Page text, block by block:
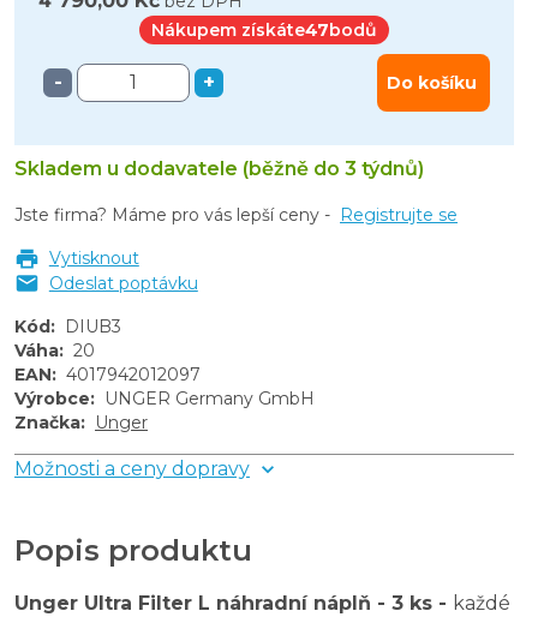
Nákupem získáte47bodů
- + Do košíku
Skladem u dodavatele (běžně do 3 týdnů)
Jste firma? Máme pro vás lepší ceny - Registrujte se
Vytisknout
Odeslat poptávku
Kód :
DIUB3
Váha: 20
EAN: 4017942012097
Výrobce: UNGER Germany GmbH
Značka: Unger
Možnosti a ceny dopravy
Popis produktu
Unger Ultra Filter L náhradní náplň - 3 ks - každé